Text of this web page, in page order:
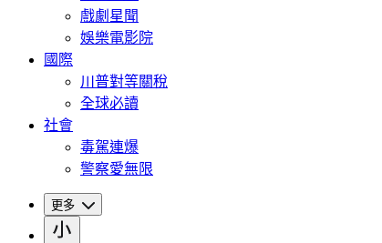
戲劇星聞
娛樂電影院
國際
川普對等關稅
全球必讀
社會
毒駕連爆
警察愛無限
更多